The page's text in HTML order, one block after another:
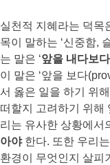
실천적 지혜라는 덕목
목이 말하는 ‘신중함,
는 말은 ‘앞을 내다보다
이 말은 ‘앞을 보다
서 옳은 일을 하기 위
떠할지 고려하기 위해
리는 유사한 상황에서
아야한다. 또한 우리
환경이 무엇인지 살피